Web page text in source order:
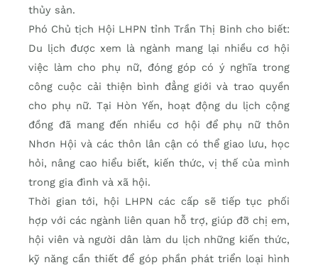
thủy sản.
Phó Chủ tịch Hội LHPN tỉnh Trần Thị Binh cho biết:
Du lịch được xem là ngành mang lại nhiều cơ hội
việc làm cho phụ nữ, đóng góp có ý nghĩa trong
công cuộc cải thiện bình đẳng giới và trao quyền
cho phụ nữ. Tại Hòn Yến, hoạt động du lịch cộng
đồng đã mang đến nhiều cơ hội để phụ nữ thôn
Nhơn Hội và các thôn lân cận có thể giao lưu, học
hỏi, nâng cao hiểu biết, kiến thức, vị thế của mình
trong gia đình và xã hội.
Thời gian tới, hội LHPN các cấp sẽ tiếp tục phối
hợp với các ngành liên quan hỗ trợ, giúp đỡ chị em,
hội viên và người dân làm du lịch những kiến thức,
kỹ năng cần thiết để góp phần phát triển loại hình